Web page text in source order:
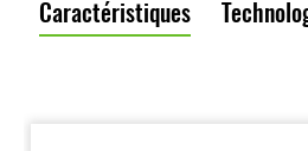
Caractéristiques